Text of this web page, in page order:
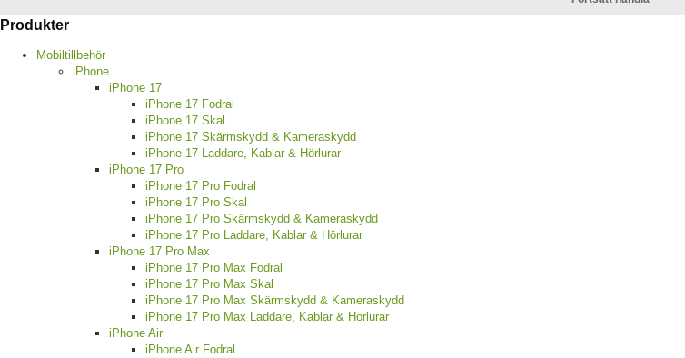
Produkter
Mobiltillbehör
iPhone
iPhone 17
iPhone 17 Fodral
iPhone 17 Skal
iPhone 17 Skärmskydd & Kameraskydd
iPhone 17 Laddare, Kablar & Hörlurar
iPhone 17 Pro
iPhone 17 Pro Fodral
iPhone 17 Pro Skal
iPhone 17 Pro Skärmskydd & Kameraskydd
iPhone 17 Pro Laddare, Kablar & Hörlurar
iPhone 17 Pro Max
iPhone 17 Pro Max Fodral
iPhone 17 Pro Max Skal
iPhone 17 Pro Max Skärmskydd & Kameraskydd
iPhone 17 Pro Max Laddare, Kablar & Hörlurar
iPhone Air
iPhone Air Fodral